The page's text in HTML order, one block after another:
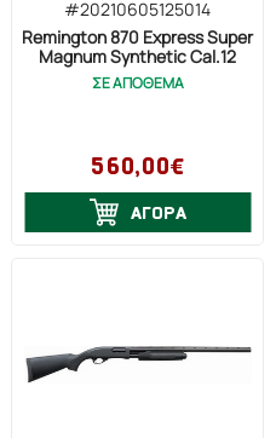
#20210605125014
Remington 870 Express Super
Magnum Synthetic Cal.12
ΣΕ ΑΠΟΘΕΜΑ
560,00€
ΑΓΟΡΑ